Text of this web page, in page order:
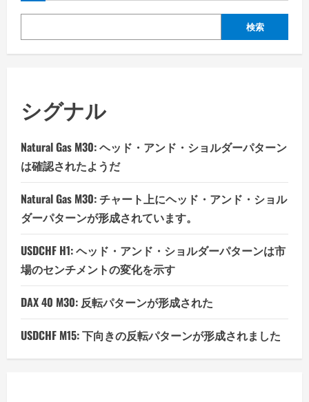
検索
シグナル
Natural Gas M30: ヘッド・アンド・ショルダーパターン
は確認されたようだ
Natural Gas M30: チャート上にヘッド・アンド・ショル
ダーパターンが形成されています。
USDCHF H1: ヘッド・アンド・ショルダーパターンは市
場のセンチメントの変化を示す
DAX 40 M30: 反転パターンが形成された
USDCHF M15: 下向きの反転パターンが形成されました